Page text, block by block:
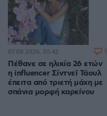
Πέθανε σε ηλικία 26 ετών
η influencer Σίντνεϊ Τάουλ
έπειτα από τριετή μάχη με
σπάνια μορφή καρκίνου
07.08.2026, 05:42 1